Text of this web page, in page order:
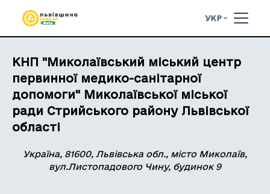
УКР
КНП "Миколаївський міський центр
первинної медико-санітарної
допомоги" Миколаївської міської
ради Стрийського району Львівської
області
Україна, 81600, Львівська обл., місто Миколаїв,
вул.Листопадового Чину, будинок 9